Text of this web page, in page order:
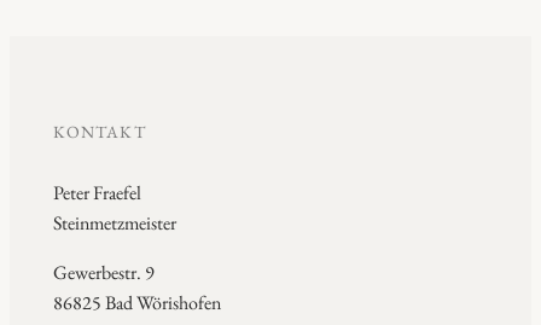
KONTAKT
Peter Fraefel
Steinmetzmeister
Gewerbestr. 9
86825 Bad Wörishofen